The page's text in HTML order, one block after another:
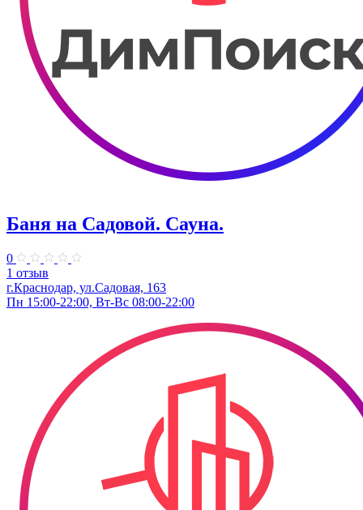
Баня на Садовой. Сауна.
0
1 отзыв
г.Краснодар, ул.Садовая, 163
Пн 15:00-22:00, Вт-Вс 08:00-22:00